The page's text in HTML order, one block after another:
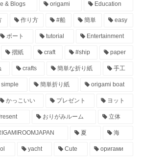
& Blogs origami Education
作り方 #船 簡単 easy
ボート tutorial Entertainment
摺紙 craft #ship paper
crafts 簡単な折り紙 手工
simple 簡単折り紙 origami boat
かっこいい プレゼント ヨット
おりがみルーム 立体
夏 海
yacht Cute оригами